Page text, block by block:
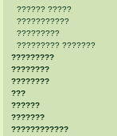
?????? ?????
???????????
?????????
????????? ???????
?????????
????????
????????
???
??????
???????
????????????